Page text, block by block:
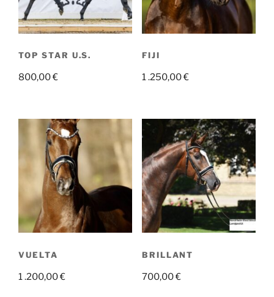
TOP STAR U.S.
800,00€
FIJI
1 .250,00€
VUELTA
1 .200,00€
BRILLANT
700,00€